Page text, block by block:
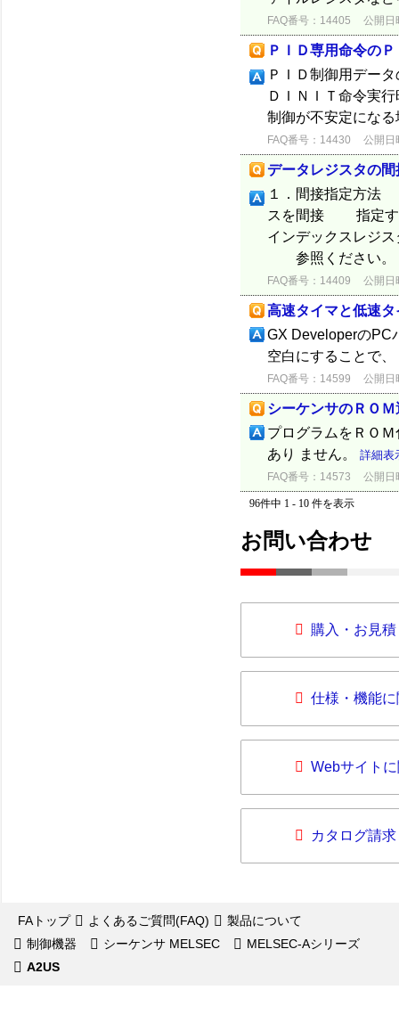
FAQ番号：14405 公開日
ＰＩＤ専用命令の
ＰＩＤ制御用デー
ＤＩＮＩＴ命令実
制御が不安定にな
FAQ番号：14430 公開日
データレジスタの
１．間接指定方法
スを間接 指定す
インデックスレジ
参照ください。
FAQ番号：14409 公開日
高速タイマと低速
GX DeveloperのPC
空白にすることで
FAQ番号：14599 公開日
シーケンサのＲＯ
プログラムをＲＯ
あり ません。 詳細表
FAQ番号：14573 公開日
96件中 1 - 10 件を表示
お問い合わせ
購入・お見
仕様・機能
Webサイト
カタログ請求
FAトップ よくあるご質問(FAQ)
製品について
制御機器
シーケンサ MELSEC
MELSEC-Aシリーズ
A2US